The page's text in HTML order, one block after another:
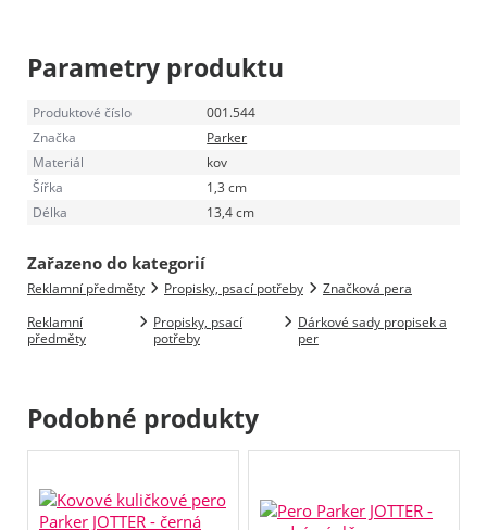
Parametry produktu
Produktové číslo
001.544
Značka
Parker
Materiál
kov
Šířka
1,3 cm
Délka
13,4 cm
Zařazeno do kategorií
Reklamní předměty Propisky, psací potřeby
Značková pera
Reklamní
předměty
Propisky, psací
potřeby
Dárkové sady propisek a
per
Podobné produkty